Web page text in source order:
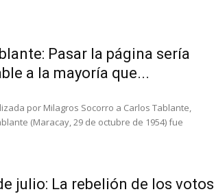
Pasar la página sería
a la mayoría que...
por Milagros Socorro a Carlos Tablante,
(Maracay, 29 de octubre de 1954) fue
julio: La rebelión de los votos